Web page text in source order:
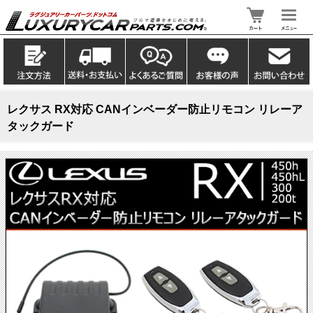
レクサス RX対応 CANインベーダー防止リモコン リレーア
タックガード